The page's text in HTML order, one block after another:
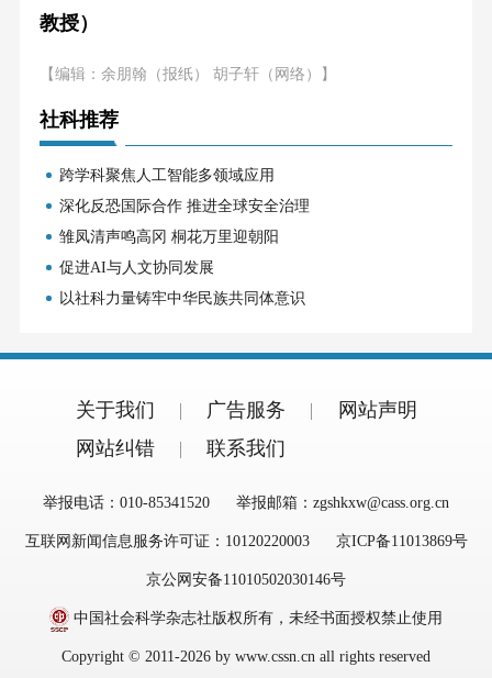
教授）
【编辑：余朋翰（报纸） 胡子轩（网络）】
社科推荐
跨学科聚焦人工智能多领域应用
深化反恐国际合作 推进全球安全治理
雏凤清声鸣高冈 桐花万里迎朝阳
促进AI与人文协同发展
以社科力量铸牢中华民族共同体意识
关于我们 广告服务
网站声明
网站纠错
联系我们
举报电话：010-85341520 举报邮箱：zgshkxw@cass.org.cn
互联网新闻信息服务许可证：10120220003 京ICP备11013869号
京公网安备11010502030146号
中国社会科学杂志社版权所有，未经书面授权禁止使用
Copyright © 2011-2026 by www.cssn.cn all rights reserved